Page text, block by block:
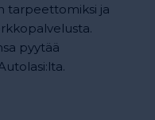
tarpeettomiksi ja
pyytää